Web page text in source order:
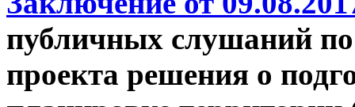
публичных слушаний
проекта решения о